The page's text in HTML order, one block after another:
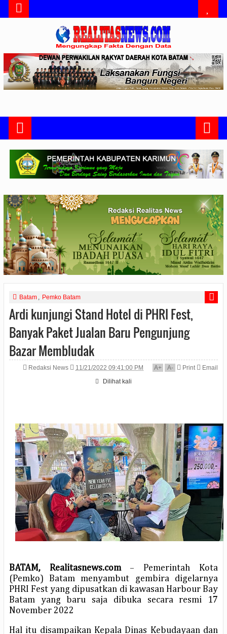
Batam Pemko Batam
Ardi kunjungi Stand Hotel di PHRI Fest,
Banyak Paket Jualan Baru Pengunjung
Bazar Membludak
Redaksi News 11/21/2022 09:41:00 PM A+ A- Print
Email
Dilihat kali
BATAM, Realitasnews.com– Pemerintah Kota
(Pemko) Batam menyambut gembira digelarnya
PHRI Fest yang dipusatkan di kawasan Harbour Bay
Batam yang baru saja dibuka secara resmi 17
November 2022
Hal itu disampaikan Kepala Dinas Kebudayaan dan